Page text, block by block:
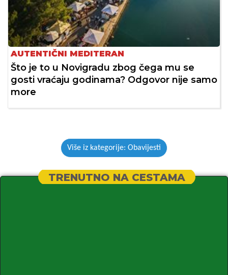
AUTENTIČNI MEDITERAN
Što je to u Novigradu zbog čega mu se
gosti vraćaju godinama? Odgovor nije samo
more
Više iz kategorije: Obavijesti
TRENUTNO NA CESTAMA